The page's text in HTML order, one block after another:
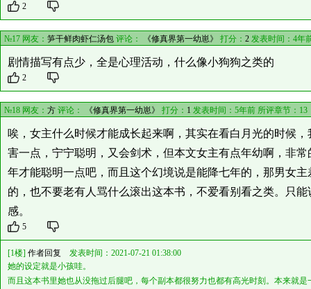
2
№17 网友： 笋干鲜肉虾仁汤包 评论： 《修真界第一幼崽》 打分： 2 发表时间：4年
剧情描写有点少，全是心理活动，什么像小狗狗之类的
2
№18 网友： 方 评论： 《修真界第一幼崽》 打分： 1 发表时间：5年前 所评章节： 13
唉，女主什么时候才能成长起来啊，其实在看白月光的时候
害一点，宁宁聪明，又会剑术，但本文女主有点年幼啊，非
年才能聪明一点吧，而且这个幻境说是能降七年的，那男女
的，也不要老有人骂什么滚出这本书，不爱看别看之类。只
感。
5
[1楼] 作者回复 发表时间：2021-07-21 01:38:00
她的设定就是小孩哇。
而且这本书里她也从没拖过后腿吧，每个副本都很努力也都有高光时刻。本来就